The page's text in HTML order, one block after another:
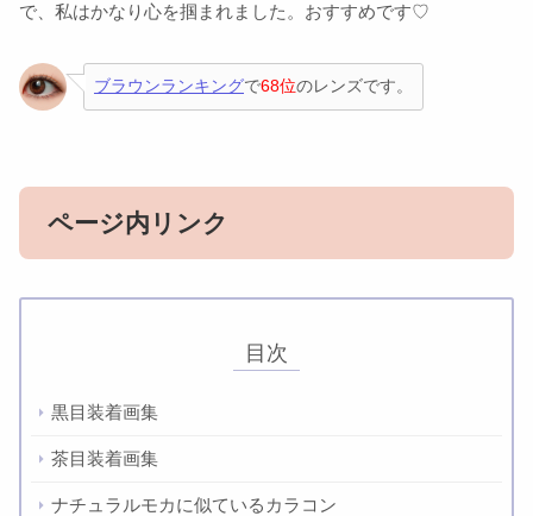
で、私はかなり心を掴まれました。おすすめです♡
ブラウンランキングで68位のレンズです。
ページ内リンク
目次
黒目装着画集
茶目装着画集
ナチュラルモカに似ているカラコン